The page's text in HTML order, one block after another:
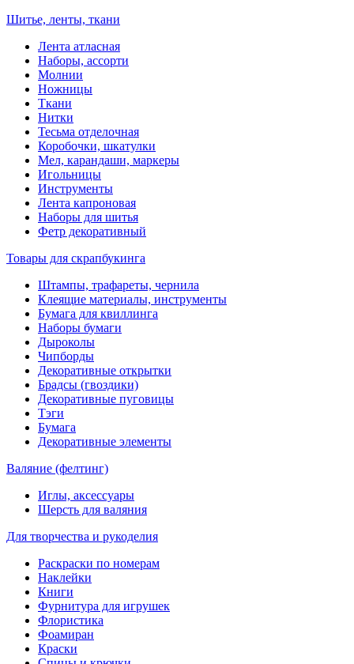
Шитье, ленты, ткани
Лента атласная
Наборы, ассорти
Молнии
Ножницы
Ткани
Нитки
Тесьма отделочная
Коробочки, шкатулки
Мел, карандаши, маркеры
Игольницы
Инструменты
Лента капроновая
Наборы для шитья
Фетр декоративный
Товары для скрапбукинга
Штампы, трафареты, чернила
Клеящие материалы, инструменты
Бумага для квиллинга
Наборы бумаги
Дыроколы
Чипборды
Декоративные открытки
Брадсы (гвоздики)
Декоративные пуговицы
Тэги
Бумага
Декоративные элементы
Валяние (фелтинг)
Иглы, аксессуары
Шерсть для валяния
Для творчества и рукоделия
Раскраски по номерам
Наклейки
Книги
Фурнитура для игрушек
Флористика
Фоамиран
Краски